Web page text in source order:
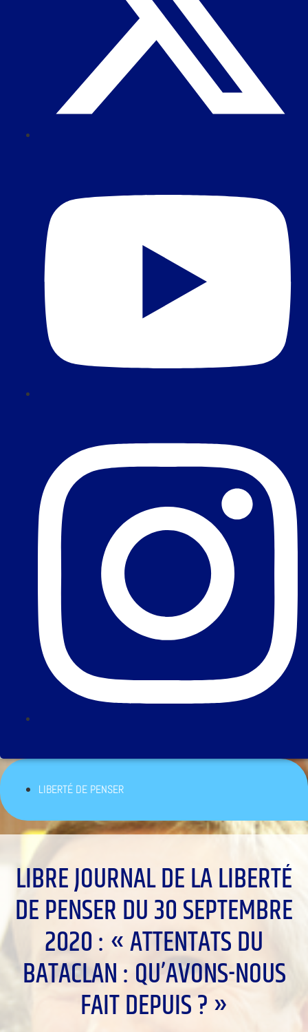
LIBERTÉ DE PENSER
LIBRE JOURNAL DE LA LIBERTÉ
DE PENSER DU 30 SEPTEMBRE
2020 : « ATTENTATS DU
BATACLAN : QU’AVONS-NOUS
FAIT DEPUIS ? »